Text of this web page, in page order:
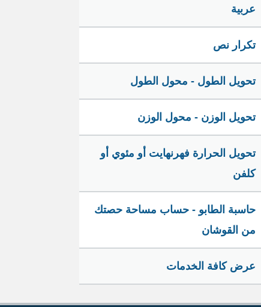
عربية
تكرار نص
تحويل الطول - محول الطول
تحويل الوزن - محول الوزن
تحويل الحرارة فهرنهايت أو مئوي أو
كلفن
حاسبة الطابو - حساب مساحة حصتك
من القوشان
عرض كافة الخدمات